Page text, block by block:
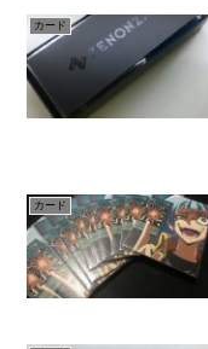
カード
カード